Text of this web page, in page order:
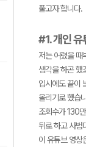
풀고자 합니다.
#1. 개인 유
저는 어렸을 때
생각을 하곤 했
입시에도 끝이
올리기로 했습
조회수가 130
뒤로 하고 사범
이 유튜브 영상